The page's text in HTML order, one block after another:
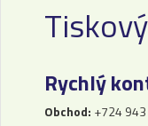
Rychlý
Obchod: +724